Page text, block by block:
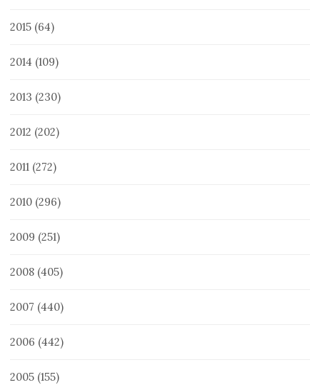
2015 (64)
2014 (109)
2013 (230)
2012 (202)
2011 (272)
2010 (296)
2009 (251)
2008 (405)
2007 (440)
2006 (442)
2005 (155)